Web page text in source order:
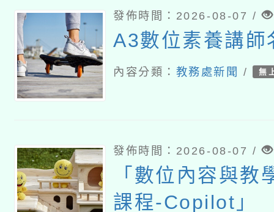
發佈時間：2026-08-07 /
A3數位素養講師
內容分類： 教務處新聞 / 無
發佈時間：2026-08-07 /
「數位內容與教
課程-Copilot」